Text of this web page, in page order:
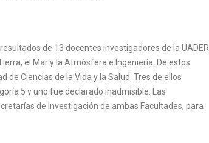
de 13 docentes investigadores de la UADER
el Mar y la Atmósfera e Ingeniería. De estos
de Ciencias de la Vida y la Salud. Tres de ellos
5 y uno fue declarado inadmisible. Las
de Investigación de ambas Facultades, para